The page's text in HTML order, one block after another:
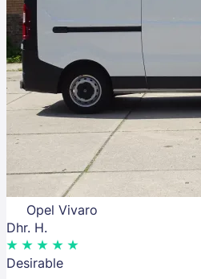
Opel Vivaro
Dhr. H.
Desirable